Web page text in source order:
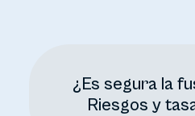
¿Es segura la
Riesgos y